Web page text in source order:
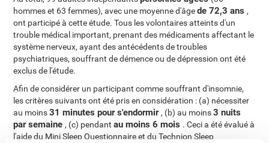
hommes et 63 femmes), avec une moyenne d'âgede 72,3 ans,
ont participé à cette étude. Tous les volontaires atteints d'un
trouble médical important, prenant des médicaments affectant le
système nerveux, ayant des antécédents de troubles
psychiatriques, souffrant de démence ou de dépression ont été
exclus de l'étude.
Afin de considérer un participant comme souffrant d'insomnie,
les critères suivants ont été pris en considération : (a) nécessiter
au moins31 minutes pour s'endormir, (b) au moins3 nuits
par semaine, (c) pendantau moins 6 mois . Ceci a été évalué à
l'aide du Mini Sleep Questionnaire et du Technion Sleep